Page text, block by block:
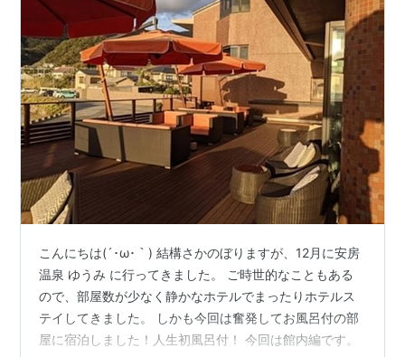
こんにちは(´･ω･｀) 結構さかのぼりますが、12月に安房
温泉 ゆうみ に行ってきました。 ご時世的なこともある
ので、部屋数が少なく静かなホテルでまったりホテルス
テイしてきました。 しかも今回は奮発してお風呂付の部
屋に宿泊しました！人生初風呂付！ 今回は館内編です。